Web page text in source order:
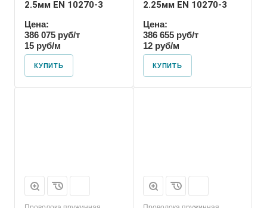
2.5мм EN 10270-3
Цена:
386 075 руб/т
15 руб/м
КУПИТЬ
2.25мм EN 10270-3
Цена:
386 655 руб/т
12 руб/м
КУПИТЬ